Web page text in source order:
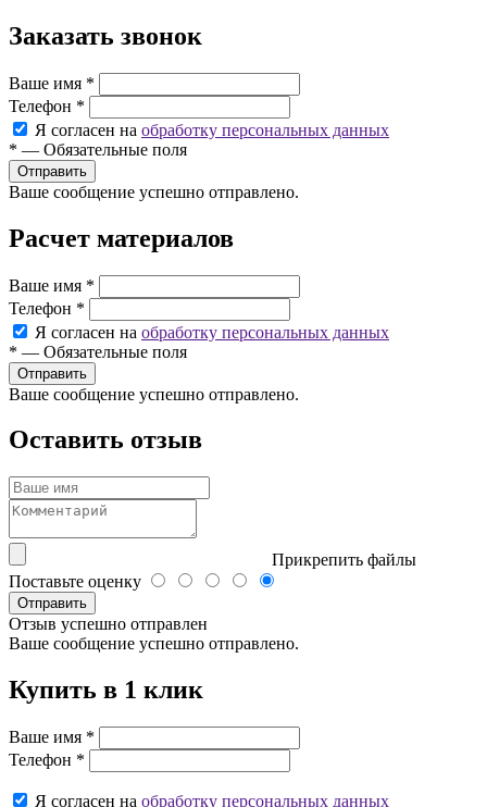
Заказать звонок
Ваше имя *
Телефон *
Я согласен на обработку персональных данных
* — Обязательные поля
Ваше сообщение успешно отправлено.
Расчет материалов
Ваше имя *
Телефон *
Я согласен на обработку персональных данных
* — Обязательные поля
Ваше сообщение успешно отправлено.
Оставить отзыв
Прикрепить файлы
Поставьте оценку
Отправить
Отзыв успешно отправлен
Ваше сообщение успешно отправлено.
Купить в 1 клик
Ваше имя *
Телефон *
Я согласен на обработку персональных данных